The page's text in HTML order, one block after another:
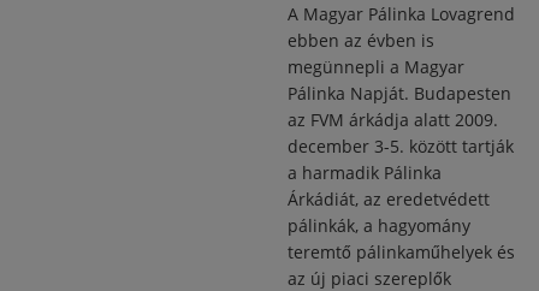
A Magyar Pálinka Lovagrend
ebben az évben is
megünnepli a Magyar
Pálinka Napját. Budapesten
az FVM árkádja alatt 2009.
december 3-5. között tartják
a harmadik Pálinka
Árkádiát, az eredetvédett
pálinkák, a hagyomány
teremtő pálinkaműhelyek és
az új piaci szereplők